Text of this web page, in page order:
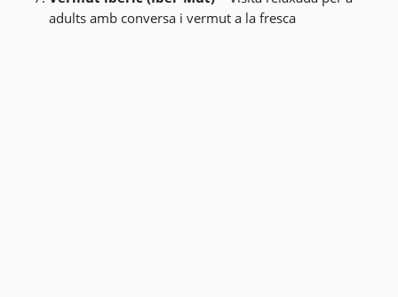
adults amb conversa i vermut a la fresca